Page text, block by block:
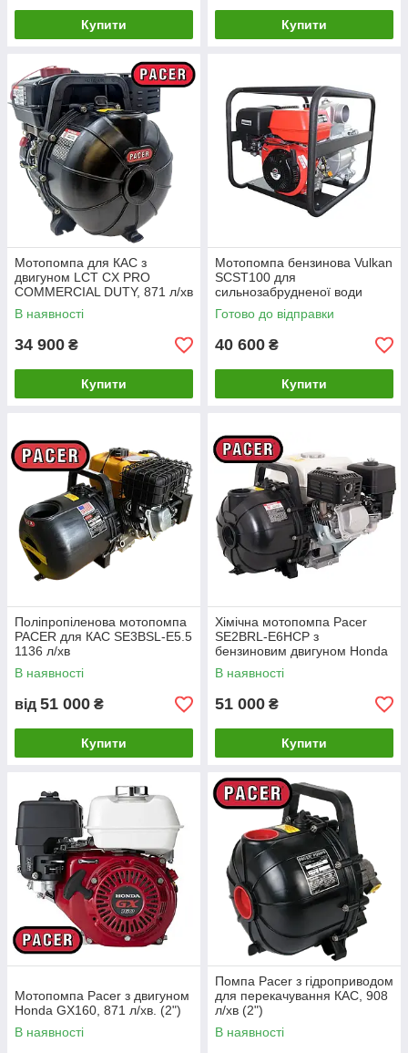
Купити Купити
Мотопомпа для КАС з
двигуном LCT CX PRO
COMMERCIAL DUTY, 871 л/хв
В наявності
34 900 ₴
Купити
Мотопомпа бензинова Vulkan
SCST100 для
сильнозабрудненої води
Готово до відправки
40 600 ₴
Купити
Поліпропіленова мотопомпа
PACER для КАС SE3BSL-E5.5
1136 л/хв
В наявності
від 51 000 ₴
Купити
Хімічна мотопомпа Pacer
SE2BRL-E6HCP з
бензиновим двигуном Honda
871 л/хв
В наявності
51 000 ₴
Купити
Мотопомпа Расеr з двигуном
Honda GX160, 871 л/хв. (2")
В наявності
Помпа Pacer з гідроприводом
для перекачування КАС, 908
л/хв (2")
В наявності